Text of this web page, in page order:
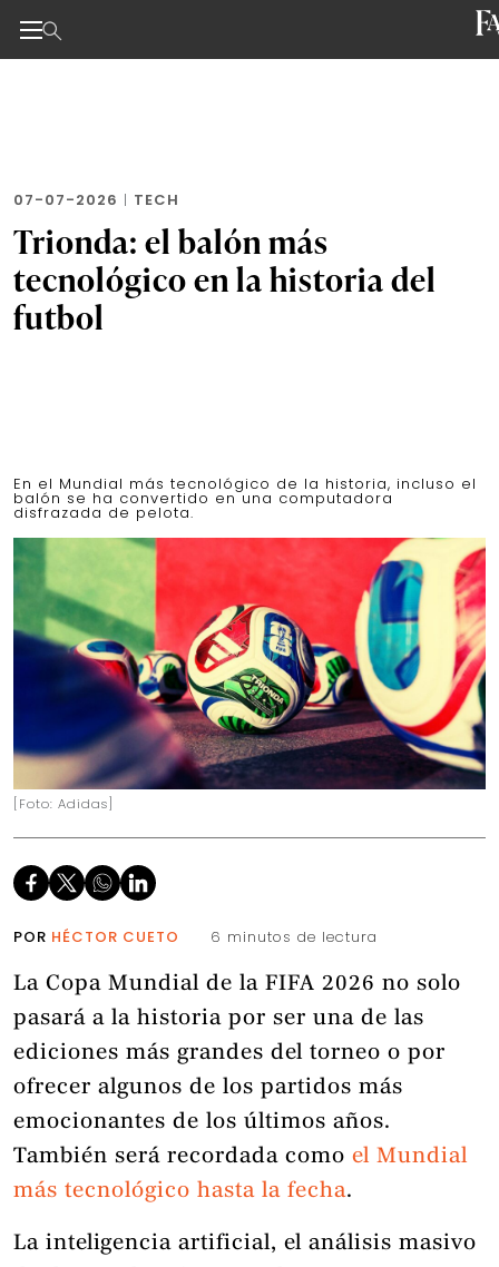
07-07-2026 | TECH
Trionda: el balón más
tecnológico en la historia del
futbol
En el Mundial más tecnológico de la historia, incluso el
balón se ha convertido en una computadora
disfrazada de pelota.
[Foto: Adidas]
POR HÉCTOR CUETO 6 minutos de lectura
La Copa Mundial de la FIFA 2026 no solo
pasará a la historia por ser una de las
ediciones más grandes del torneo o por
ofrecer algunos de los partidos más
emocionantes de los últimos años.
También será recordada como el Mundial
más tecnológico hasta la fecha.
La inteligencia artificial, el análisis masivo